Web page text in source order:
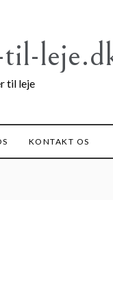
til leje
KONTAKT OS